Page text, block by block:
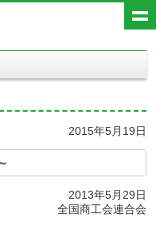
2015年5月19日
2013年5月29日
全国商工会連合会